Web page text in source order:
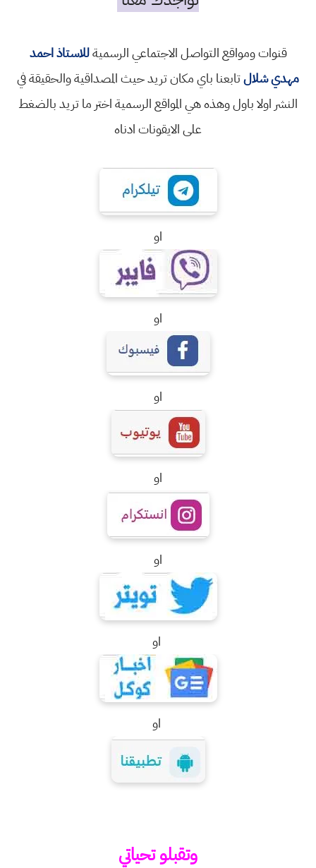
قنوات ومواقع التواصل الاجتماعي الرسميةللاستاذ احمد
مهدي شلالتابعنا باي مكان تريد حيث المصداقية والحقيقة في
النشر اولا باول وهذه هي المواقع الرسمية اختر ما تريد بالضغط
على الايقونات ادناه
او
او
او
او
او
او
او
وتقبلو تحياتي